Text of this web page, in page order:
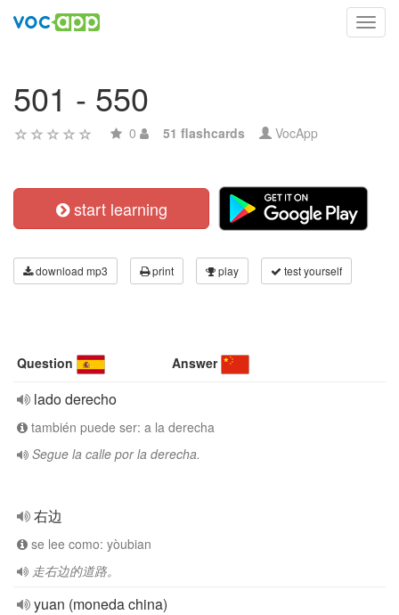
501 - 550
0 51 flashcards VocApp
start learning
download mp3 print play test yourself
Question Answer
lado derecho
también puede ser: a la derecha
Segue la calle por la derecha.
右边
se lee como: yòubian
走右边的道路。
yuan (moneda china)